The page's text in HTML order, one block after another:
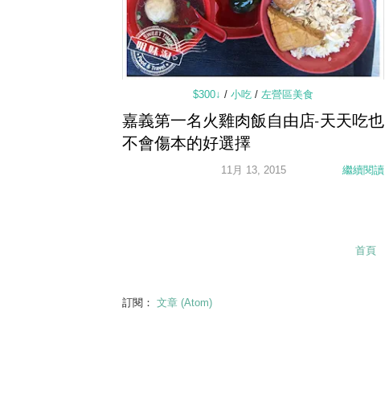
$300↓/小吃/左營區美食
嘉義第一名火雞肉飯自由店-天天吃也
不會傷本的好選擇
11月 13, 2015 繼續閱讀
首頁
訂閱： 文章 (Atom)